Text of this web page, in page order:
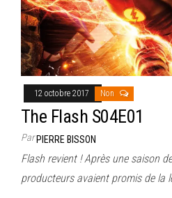
12 octobre 2017 Non
The Flash S04E01
ParPIERRE BISSON
Flash revient ! Après une saison
producteurs avaient promis de la